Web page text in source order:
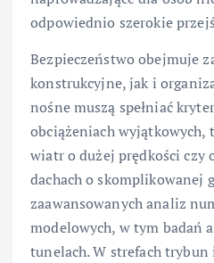
odpowiednio szerokie
Bezpieczeństwo obejmuje
konstrukcyjne, jak i
nośne muszą spełniać
obciążeniach wyjątkowych,
wiatr o dużej prędkości czy
dachach o skomplikowanej
zaawansowanych analiz
modelowych, w tym badań
tunelach. W strefach trybun